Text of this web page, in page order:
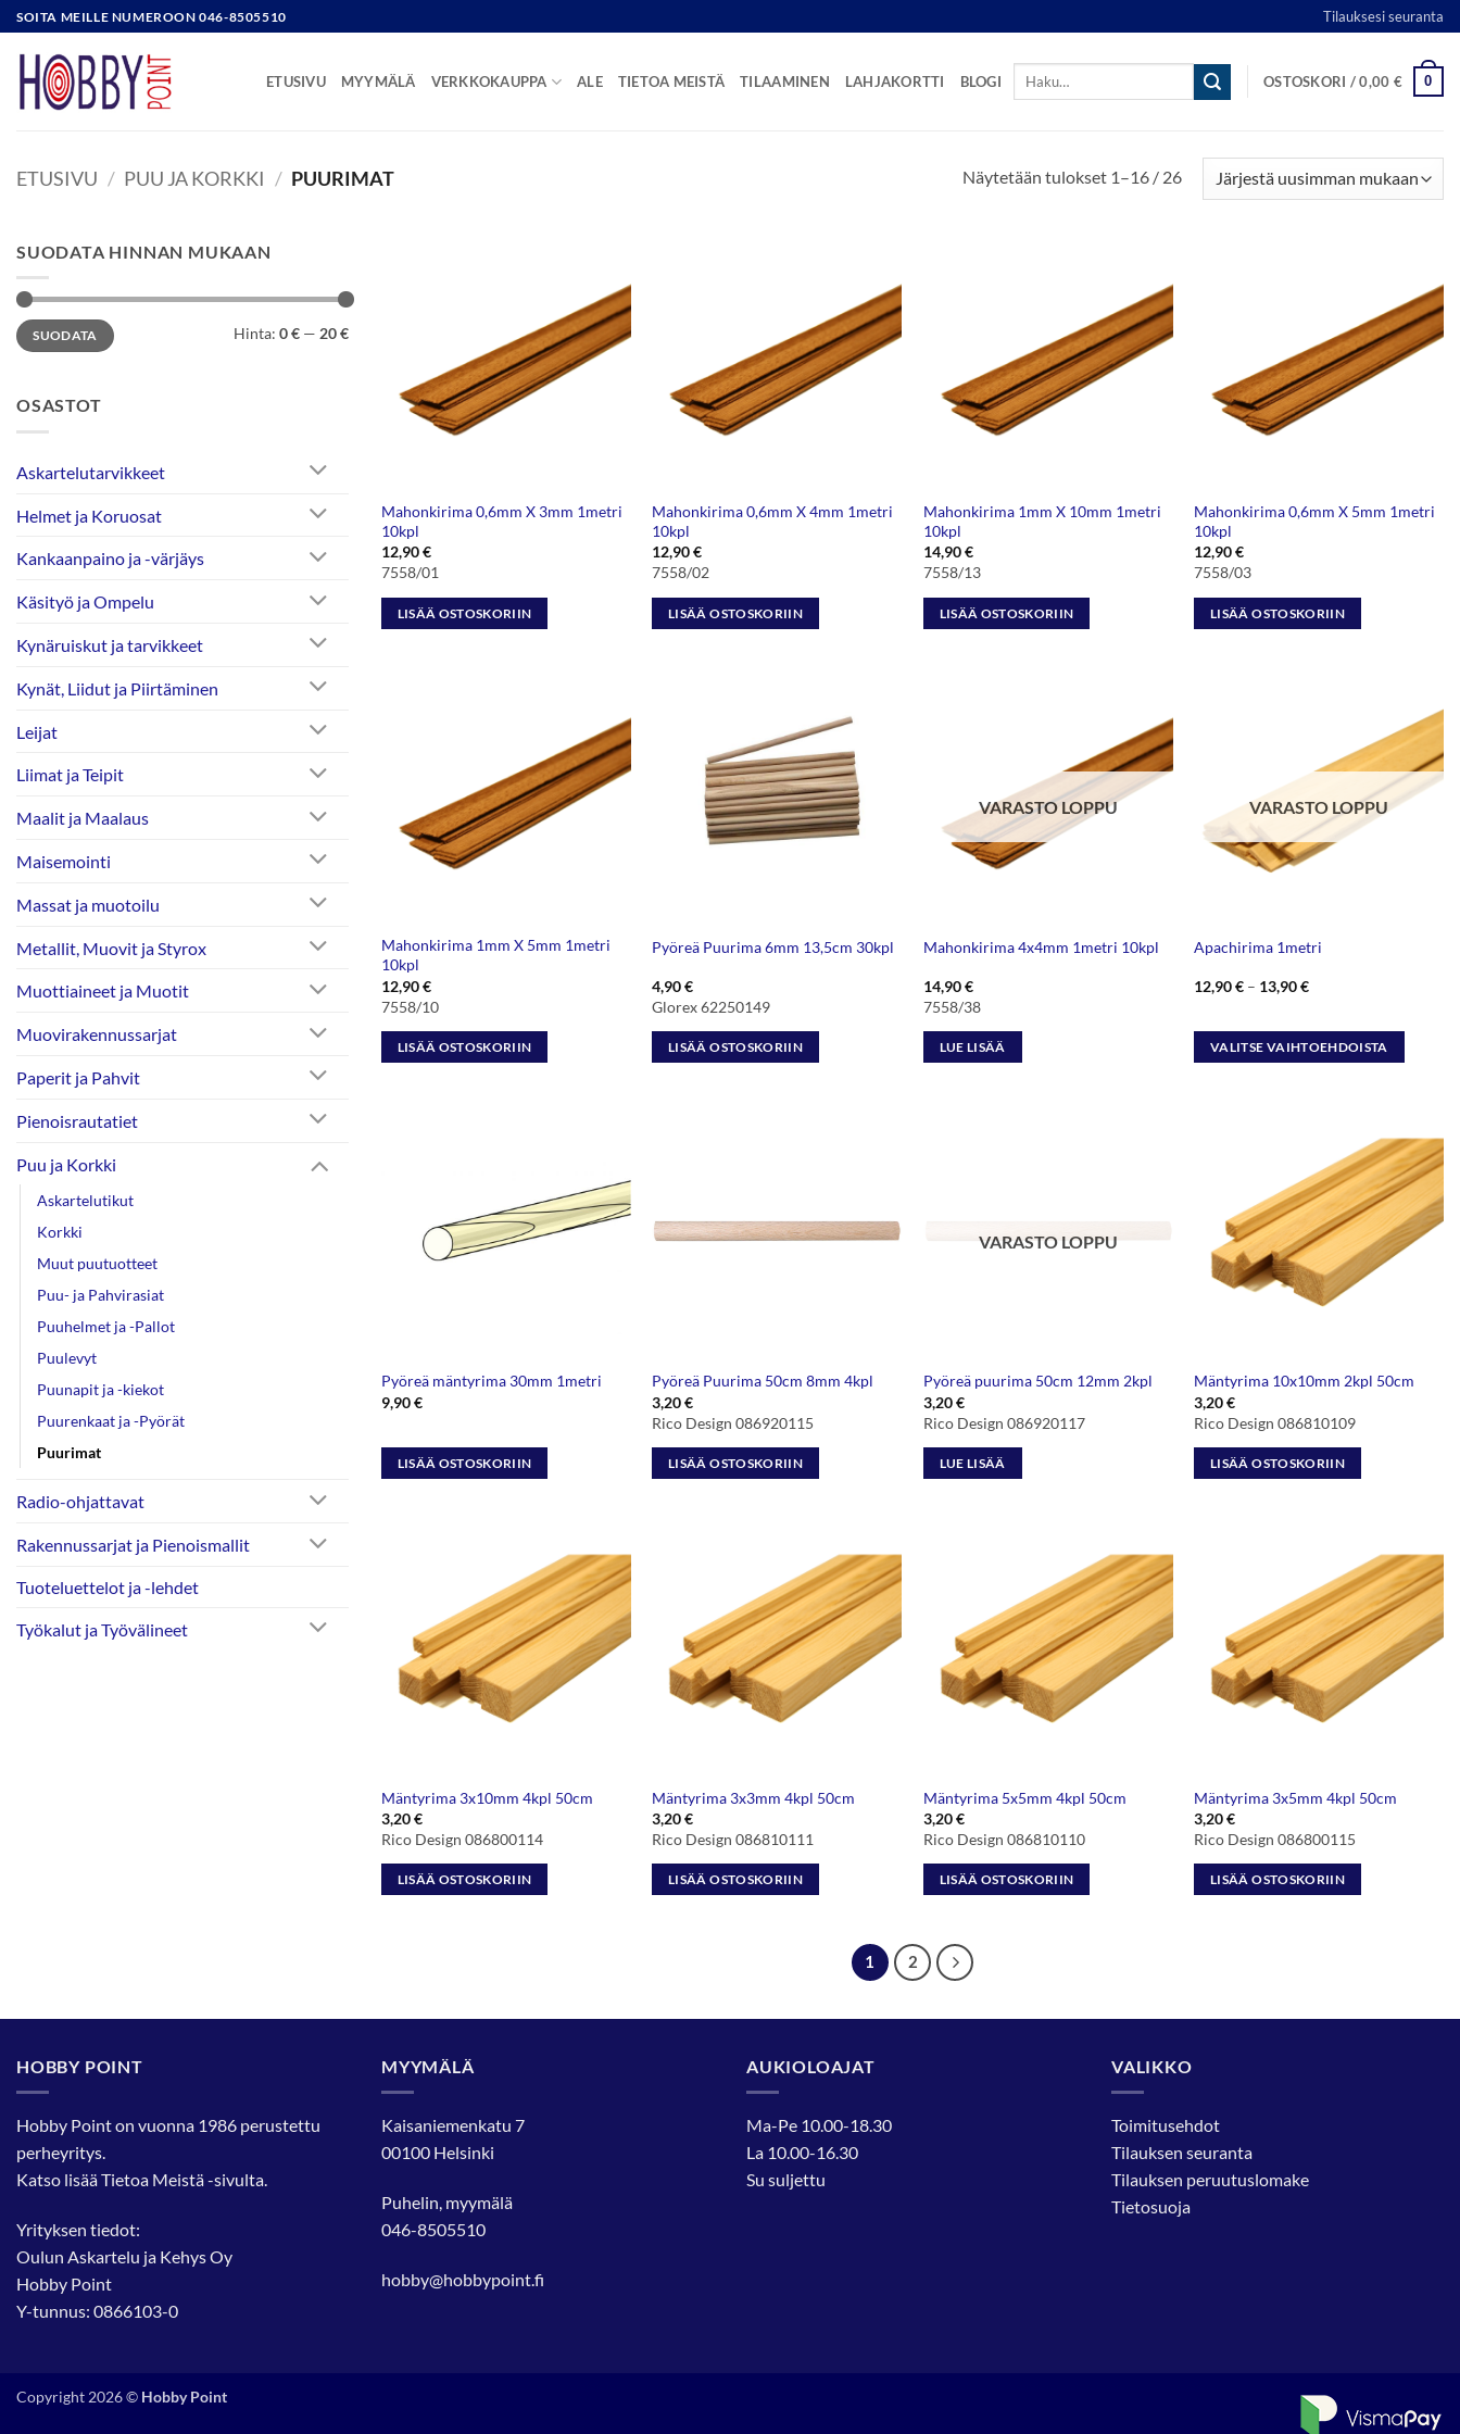
Skip
to
content
SOITA MEILLE NUMEROON 046-8505510 Tilauksesi seuranta
ETUSIVU MYYMÄLÄ VERKKOKAUPPA ALE TIETOA MEISTÄ TILAAMINEN LAHJAKORTTI BLOGI
Etsi:
OSTOSKORI /0,00 € 0
ETUSIVU / PUU JA KORKKI / PUURIMAT Näytetään tulokset 1–16 / 26Sorted
SUODATA HINNAN MUKAAN
Minimihinta
Maksimihinta
SUODATA Hinta: 0 € — 20 €
OSASTOT
Askartelutarvikkeet
Helmet ja Koruosat
Kankaanpaino ja -värjäys
Käsityö ja Ompelu
Kynäruiskut ja tarvikkeet
Kynät, Liidut ja Piirtäminen
Leijat
Liimat ja Teipit
Maalit ja Maalaus
Maisemointi
Massat ja muotoilu
Metallit, Muovit ja Styrox
Muottiaineet ja Muotit
Muovirakennussarjat
Paperit ja Pahvit
Pienoisrautatiet
Puu ja Korkki
Askartelutikut
Korkki
Muut puutuotteet
Puu- ja Pahvirasiat
Puuhelmet ja -Pallot
Puulevyt
Puunapit ja -kiekot
Puurenkaat ja -Pyörät
Puurimat
Radio-ohjattavat
Rakennussarjat ja Pienoismallit
Tuoteluettelot ja -lehdet
Työkalut ja Työvälineet
Mahonkirima 0,6mm X 3mm 1metri
10kpl
12,90€
7558/01
LISÄÄ OSTOSKORIIN
Mahonkirima 0,6mm X 4mm 1metri
10kpl
12,90€
7558/02
LISÄÄ OSTOSKORIIN
Mahonkirima 1mm X 10mm 1metri
10kpl
14,90€
7558/13
LISÄÄ OSTOSKORIIN
Mahonkirima 0,6mm X 5mm 1metri
10kpl
12,90€
7558/03
LISÄÄ OSTOSKORIIN
Mahonkirima 1mm X 5mm 1metri
10kpl
12,90€
7558/10
LISÄÄ OSTOSKORIIN
Pyöreä Puurima 6mm 13,5cm 30kpl
4,90€
Glorex 62250149
LISÄÄ OSTOSKORIIN
VARASTO LOPPU
Mahonkirima 4x4mm 1metri 10kpl
14,90€
7558/38
LUE LISÄÄ
VARASTO LOPPU
Apachirima 1metri
12,90€ – 13,90€Hintaluokka:
13,90 €
VALITSE VAIHTOEHDOISTA
tehdä
valinnat
tuotteen
Pyöreä mäntyrima 30mm 1metri
9,90€
LISÄÄ OSTOSKORIIN
Pyöreä Puurima 50cm 8mm 4kpl
3,20€
Rico Design 086920115
LISÄÄ OSTOSKORIIN
VARASTO LOPPU
Pyöreä puurima 50cm 12mm 2kpl
3,20€
Rico Design 086920117
LUE LISÄÄ
Mäntyrima 10x10mm 2kpl 50cm
3,20€
Rico Design 086810109
LISÄÄ OSTOSKORIIN
Mäntyrima 3x10mm 4kpl 50cm
3,20€
Rico Design 086800114
LISÄÄ OSTOSKORIIN
Mäntyrima 3x3mm 4kpl 50cm
3,20€
Rico Design 086810111
LISÄÄ OSTOSKORIIN
Mäntyrima 5x5mm 4kpl 50cm
3,20€
Rico Design 086810110
LISÄÄ OSTOSKORIIN
Mäntyrima 3x5mm 4kpl 50cm
3,20€
Rico Design 086800115
LISÄÄ OSTOSKORIIN
1 2
HOBBY POINT
Hobby Point on vuonna 1986 perustettu
perheyritys.
Katso lisääTietoa Meistä-sivulta.
Yrityksen tiedot:
Oulun Askartelu ja Kehys Oy
Hobby Point
Y-tunnus: 0866103-0
MYYMÄLÄ
Kaisaniemenkatu 7
00100 Helsinki
Puhelin, myymälä
046-8505510
hobby@hobbypoint.fi
AUKIOLOAJAT
Ma-Pe 10.00-18.30
La 10.00-16.30
Su suljettu
VALIKKO
Toimitusehdot
Tilauksen seuranta
Tilauksen peruutuslomake
Tietosuoja
Copyright 2026 © Hobby Point